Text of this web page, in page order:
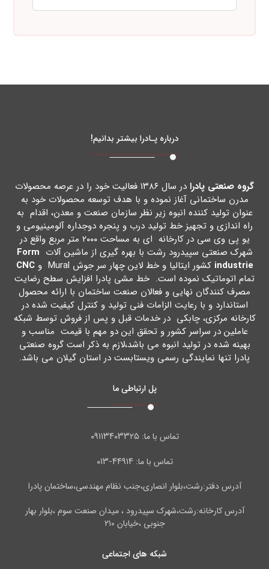
درباره پـادرا بیشتر بدانیم!
گروه صنعتی پادرا
در سال ۱۳۸۶ فعالیت خود را در عرصه محصولات
مدرن ساختمانی آغاز نموده و با هدف توسعه محصولات خود به
عنوان تولید کننده انبوه زیر نظر سازمان صنعت و معدن، اقدام به
راه اندازي و تجهیز خط تولید درب و پنجره دوجداره آلومینیومی و
یو پی وي سی در کارخانه اي به مساحت ۲۰۰۰ متر مربع واقع در
شهرك صنعتی سپیدرود رشت با بهره گیري از ماشین آلات Form
industrie کشور ایتالیا و خط لاین چهار سر جوش Mural و
CNC
تمام اتوماتیک نموده است. خط مشی پادرا افزایش سطح رضایت
مصرف کنندگان نهایی و فعالان صنعت ساختمان با ارائه محصول
استاندارد و با رعایت الزامات فنی تولید و کنترل کیفیت شده در
کارخانه مرکزي، چابکی در خدمات قبل و پس از فروش توسط شبکه
عاملین در سراسر کشور و تحقق این دو مهم با قیمت مناسب و
بهینه شده در تولید انبوه می باشد،لازم به ذکر است گروه صنعتی
پادرا تنها نمایندگی رسمی ویستابست در استان گیلان می باشد.
پل ارتباطی ما
تماس با ما:۰۹۱۱۳۴۰۳۳۲۵
تماس با ما: ۴۴۹۱۴-۰۱۳
آدرس دفتر:رشت،بلوار انصاری،جنب نظام مهندسی،ساختمان پادرا
آدرس کارخانه:رشت،شهرک سپیدرود ، میدان صنعت سوم ،بلوار بهار
جنوبی ،خیابان ۲۱۰
شبکه های اجتماعی